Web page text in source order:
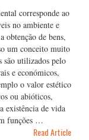
corresponde ao
no ambiente e
obtenção de bens,
um conceito muito
são utilizados pelo
e económicos,
o valor estético
ou abióticos,
existência de vida
funções …
Read Article